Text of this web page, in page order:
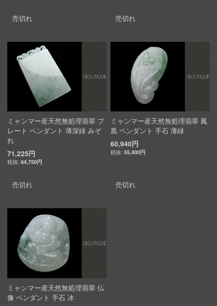
売切れ 売切れ
ミャンマー産天然無処理翡翠 プ
レート ペンダント 薄深緑 みぞ
れ
71,225円
64,750円
売切れ
ミャンマー産天然無処理翡翠 鳳
凰 ペンダント 手石 薄緑
60,940円
55,400円
売切れ
ミャンマー産天然無処理翡翠 仏
像 ペンダント 手石 冰